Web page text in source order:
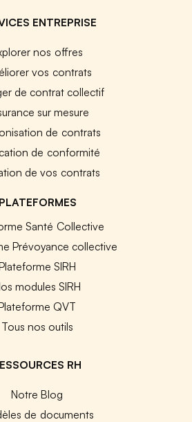
ENTREPRISE
nos offres
vos contrats
de contrat collectif
sur mesure
de contrats
de conformité
de vos contrats
PLATEFORMES
Santé Collective
Prévoyance collective
SIRH
modules SIRH
QVT
Tous nos outils
RH
Notre Blog
de documents